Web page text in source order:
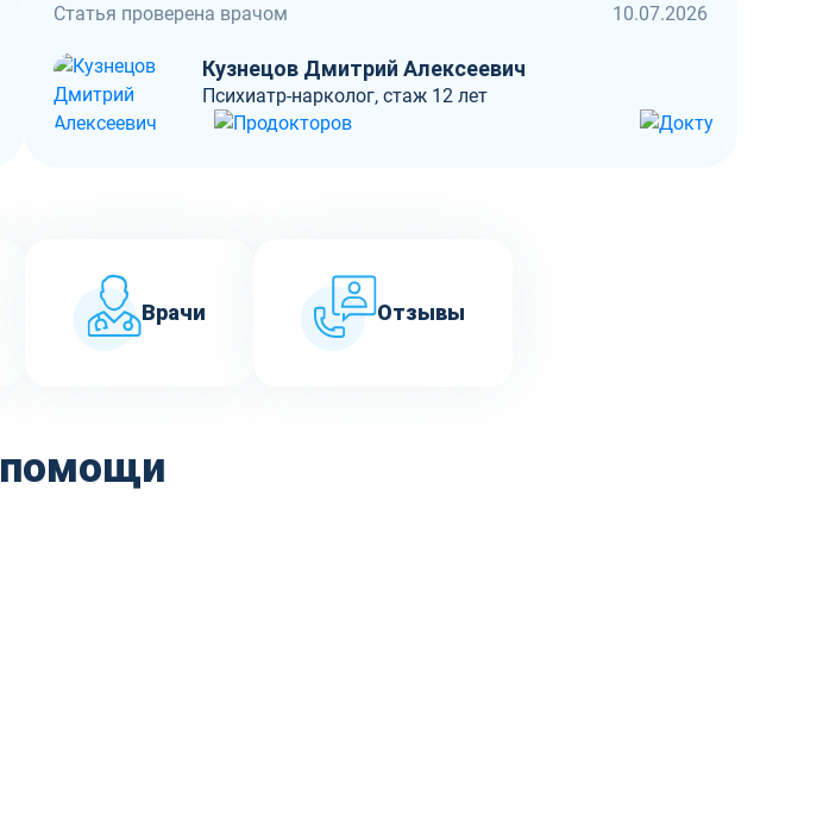
Статья проверена врачом 10.07.2026
Кузнецов Дмитрий Алексеевич
Психиатр-нарколог, стаж 12 лет
Врачи Отзывы
помощи